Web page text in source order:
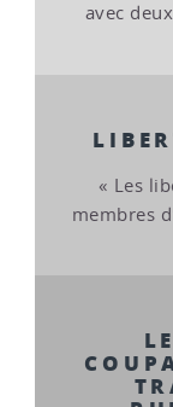
avec
« Les
membres